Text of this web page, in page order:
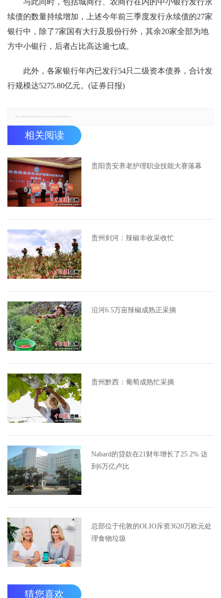
与此同时，包括城商行、农商行在内的中小银行发行永
续债的数量持续增加，上述今年前三季度发行永续债的27家
银行中，除了7家国有大行及股份行外，其余20家全部为地
方中小银行，后者占比高达逾七成。
此外，各家银行年内已发行54只二级资本债券，合计发
行规模达5275.80亿元。(证券日报)
相关阅读
贵阳贵安养老护理职业技能大赛落幕
贵州剑河：辣椒丰收采收忙
沿河6.5万亩辣椒成熟正采摘
贵州黔西：葡萄成熟忙采摘
Nabard的贷款在21财年增长了25.2% 达
到6万亿卢比
总部位于伦敦的OLIO斥资3620万欧元处
理食物垃圾
猜您喜欢